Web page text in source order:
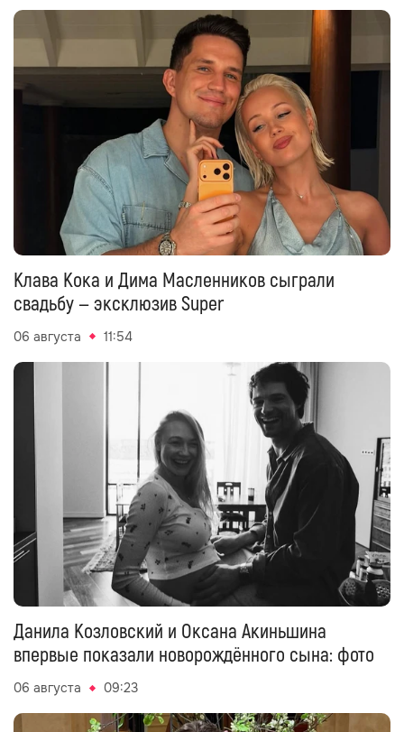
Клава Кока и Дима Масленников сыграли
свадьбу — эксклюзив Super
06 августа 11:54
Данила Козловский и Оксана Акиньшина
впервые показали новорождённого сына: фото
06 августа 09:23